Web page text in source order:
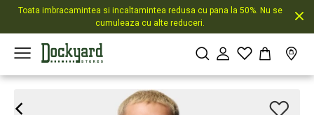
Toata imbracamintea si incaltamintea redusa cu pana la 50%. Nu se
cumuleaza cu alte reduceri.